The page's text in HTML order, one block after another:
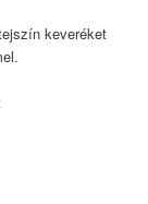
keveréket